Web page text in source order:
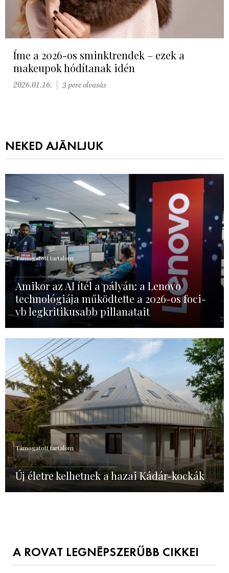
Íme a 2026-os sminktrendek – ezek a
makeupok hódítanak idén
2026.01.16. 3 perc olvasás
NEKED AJÁNLJUK
Támogatott tartalom
Amikor az AI ítél a pályán: a Lenovo
technológiája működtette a 2026-os foci-
vb legkritikusabb pillanatait
Támogatott tartalom
Új életre kelhetnek a hazai Kádár-kockák
A ROVAT LEGNÉPSZERŰBB CIKKEI